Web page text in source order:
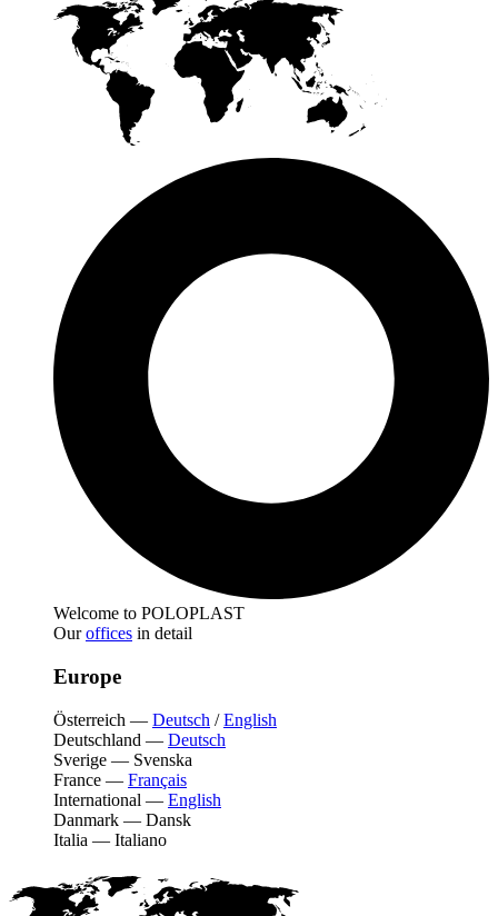
Welcome to POLOPLAST
Ouroffices in detail
Europe
Österreich — Deutsch /English
Deutschland — Deutsch
Sverige — Svenska
France — Français
International — English
Danmark — Dansk
Italia — Italiano